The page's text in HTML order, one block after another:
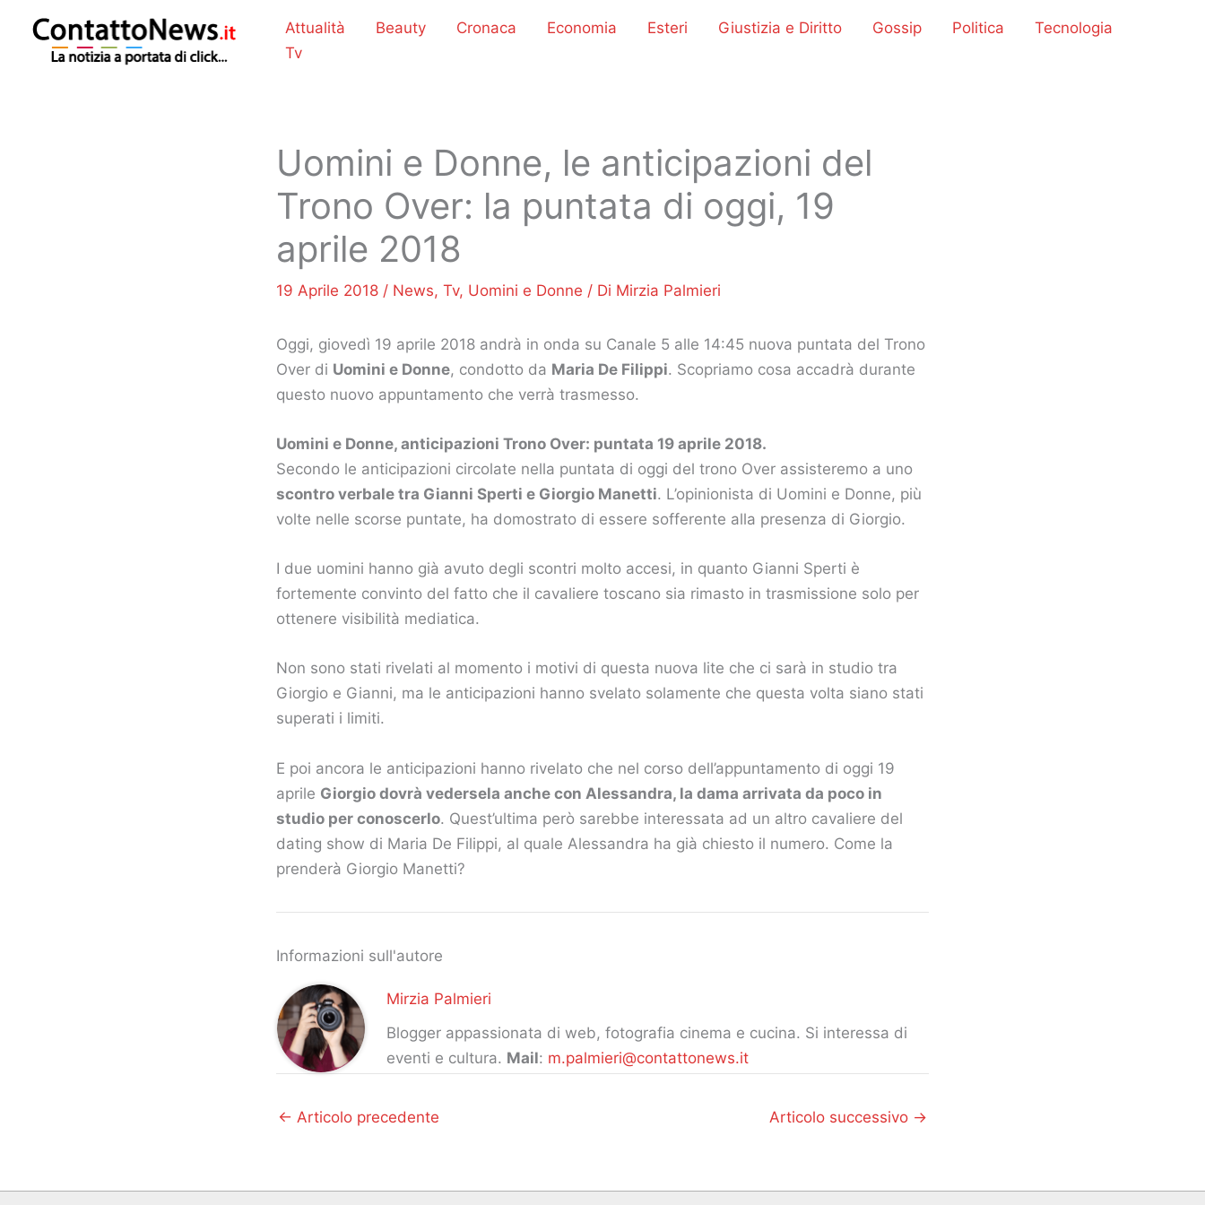
contenuto
Attualità Beauty Cronaca Economia Esteri Giustizia e Diritto Gossip Politica
Tecnologia
Tv
Uomini e Donne, le anticipazioni del
Trono Over: la puntata di oggi, 19
aprile 2018
19 Aprile 2018 / News, Tv, Uomini e Donne / Di Mirzia Palmieri
Oggi, giovedì 19 aprile 2018 andrà in onda su Canale 5 alle 14:45 nuova puntata del Trono
Over di Uomini e Donne, condotto da Maria De Filippi. Scopriamo cosa accadrà durante
questo nuovo appuntamento che verrà trasmesso.
Uomini e Donne, anticipazioni Trono Over: puntata 19 aprile 2018.
Secondo le anticipazioni circolate nella puntata di oggi del trono Over assisteremo a uno
scontro verbale tra Gianni Sperti e Giorgio Manetti. L’opinionista di Uomini e Donne, più
volte nelle scorse puntate, ha domostrato di essere sofferente alla presenza di Giorgio.
I due uomini hanno già avuto degli scontri molto accesi, in quanto Gianni Sperti è
fortemente convinto del fatto che il cavaliere toscano sia rimasto in trasmissione solo per
ottenere visibilità mediatica.
Non sono stati rivelati al momento i motivi di questa nuova lite che ci sarà in studio tra
Giorgio e Gianni, ma le anticipazioni hanno svelato solamente che questa volta siano stati
superati i limiti.
E poi ancora le anticipazioni hanno rivelato che nel corso dell’appuntamento di oggi 19
aprile Giorgio dovrà vedersela anche con Alessandra, la dama arrivata da poco in
studio per conoscerlo. Quest’ultima però sarebbe interessata ad un altro cavaliere del
dating show di Maria De Filippi, al quale Alessandra ha già chiesto il numero. Come la
prenderà Giorgio Manetti?
Informazioni sull'autore
Mirzia Palmieri
Blogger appassionata di web, fotografia cinema e cucina. Si interessa di
eventi e cultura. Mail: m.palmieri@contattonews.it
← Articolo precedente Articolo successivo →